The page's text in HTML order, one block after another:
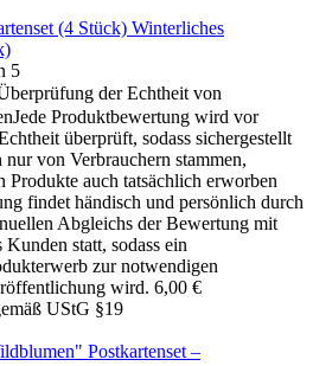
Winterliches
5
der Echtheit von
Jede Produktbewertung wird vor
überprüft, sodass sichergestellt
von Verbrauchern stammen,
Produkte auch tatsächlich erworben
findet händisch und persönlich durch
Abgleichs der Bewertung mit
statt, sodass ein
zur notwendigen
wird. 6,00 €
UStG §19
Postkartenset –